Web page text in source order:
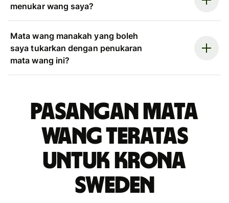
menukar wang saya?
Mata wang manakah yang boleh
saya tukarkan dengan penukaran
mata wang ini?
Pasangan mata
wang teratas
untuk krona
Sweden